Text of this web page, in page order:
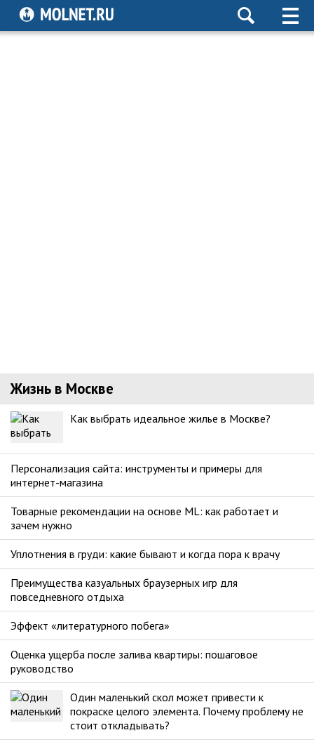
Жизнь в Москве
Как выбрать идеальное жилье в Москве?
Персонализация сайта: инструменты и примеры для
интернет-магазина
Товарные рекомендации на основе ML: как работает и
зачем нужно
Уплотнения в груди: какие бывают и когда пора к врачу
Преимущества казуальных браузерных игр для
повседневного отдыха
Эффект «литературного побега»
Оценка ущерба после залива квартиры: пошаговое
руководство
Один маленький скол может привести к
покраске целого элемента. Почему проблему не
стоит откладывать?